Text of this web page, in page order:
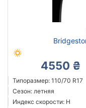
4550 ₴
Типоразмер: 110/70 R17
Сезон: летняя
Индекс скорости: H
Bridgestone
Duro
Maxxis